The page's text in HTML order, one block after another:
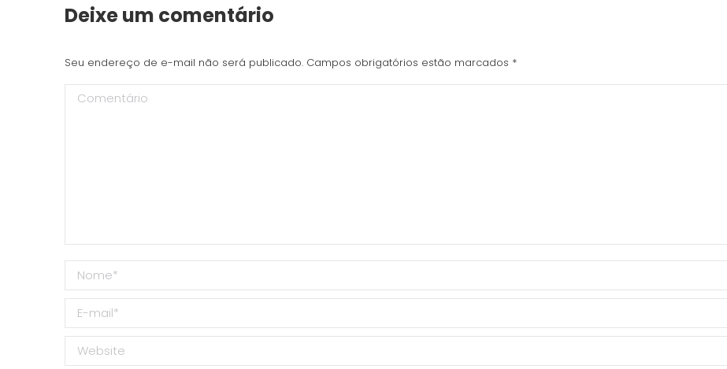
Deixe um comentário
Seu endereço de e-mail não será publicado. Campos obrigatórios estão marcados *
Comentário
Nome *
E-mail *
Website